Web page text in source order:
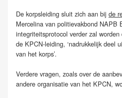
De korpsleiding sluit zich aan bij de
Mercelina van politievakbond NAPB
integriteitsprotocol verder zal
de KPCN-leiding, ‘nadrukkelijk deel
van het korps’.
Verdere vragen, zoals over de
andere organisatie van het KPCN,